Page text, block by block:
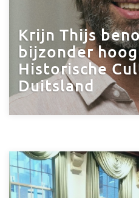
Krijn Thijs
bijzonder
Historische
Duitsland